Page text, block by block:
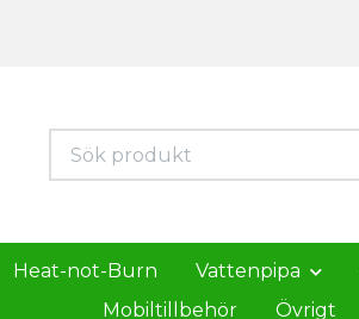
Heat-not-Burn Vattenpipa
Mobiltillbehör
Övrigt